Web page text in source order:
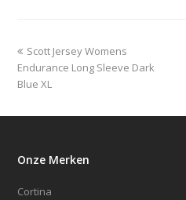
previous
post:
Scott Jersey Womens
Endurance Long Sleeve Dark
Blue XL
Onze Merken
Cortina